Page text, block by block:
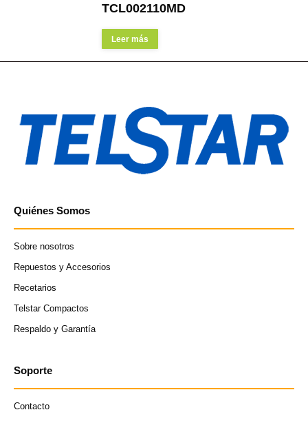
TCL002110MD
Leer más
Quiénes Somos
Sobre nosotros
Repuestos y Accesorios
Recetarios
Telstar Compactos
Respaldo y Garantía
Soporte
Contacto